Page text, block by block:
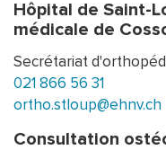
Hôpital de Saint-
médicale de
Secrétariat
021 866 56 31
ortho.stloup@ehnv.ch
Consultation